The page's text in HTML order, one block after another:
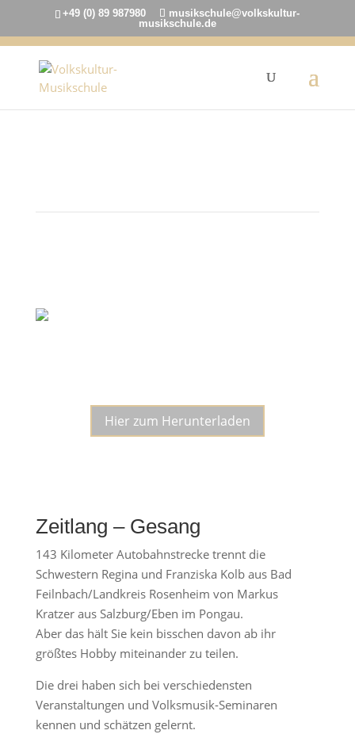
+49 (0) 89 987980
musikschule@volkskultur-
musikschule.de
11. Dezember 2022
Hier zum Herunterladen
Zeitlang – Gesang
143 Kilometer Autobahnstrecke trennt die
Schwestern Regina und Franziska Kolb aus Bad
Feilnbach/Landkreis Rosenheim von Markus
Kratzer aus Salzburg/Eben im Pongau.
Aber das hält Sie kein bisschen davon ab ihr
größtes Hobby miteinander zu teilen.
Die drei haben sich bei verschiedensten
Veranstaltungen und Volksmusik-Seminaren
kennen und schätzen gelernt.